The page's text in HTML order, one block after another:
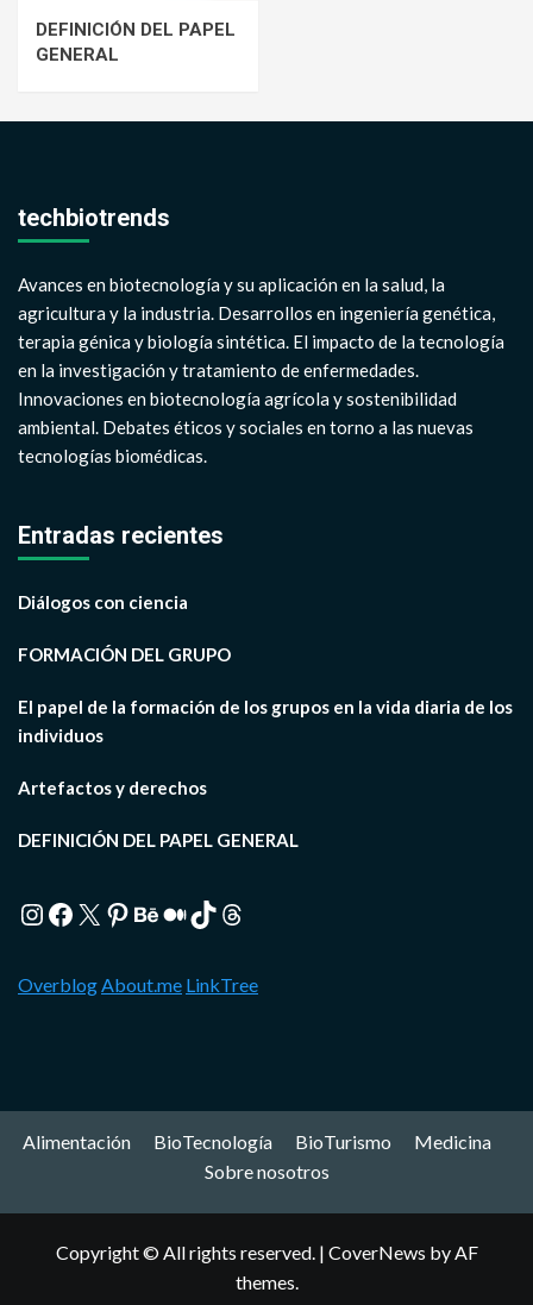
DEFINICIÓN DEL PAPEL
GENERAL
techbiotrends
Avances en biotecnología y su aplicación en la salud, la
agricultura y la industria. Desarrollos en ingeniería genética,
terapia génica y biología sintética. El impacto de la tecnología
en la investigación y tratamiento de enfermedades.
Innovaciones en biotecnología agrícola y sostenibilidad
ambiental. Debates éticos y sociales en torno a las nuevas
tecnologías biomédicas.
Entradas recientes
Diálogos con ciencia
FORMACIÓN DEL GRUPO
El papel de la formación de los grupos en la vida diaria de los
individuos
Artefactos y derechos
DEFINICIÓN DEL PAPEL GENERAL
Instagram
Facebook
X Pinterest
Behance
Medium
TikTokThreads
Overblog About.me LinkTree
Alimentación BioTecnología BioTurismo
Medicina
Sobre nosotros
Copyright © All rights reserved. | CoverNews by AF
themes.